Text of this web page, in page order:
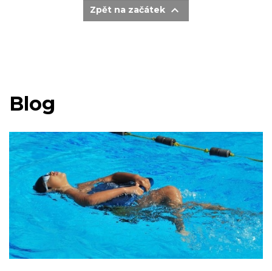
Zpět na začátek 
Blog